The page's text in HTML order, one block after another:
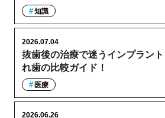
知識
抜歯後の治療で迷うインプラン
れ歯の比較ガイド！
2026.07.04
医療
2026.06.26